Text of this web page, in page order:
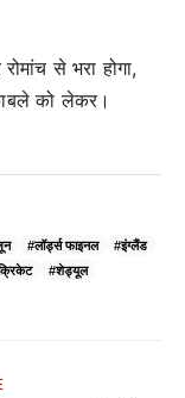
से भरा होगा,
को लेकर।
#लॉर्ड्स फाइनल
#इंग्लैंड
#शेड्यूल